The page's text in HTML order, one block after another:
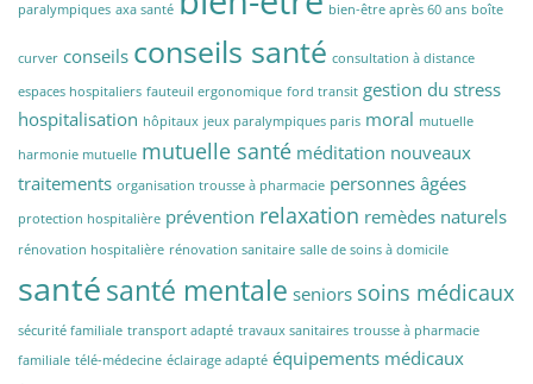
paralympiques axa santé bien-être après 60 ans boîte
curver conseils conseils santé consultation à distance
espaces hospitaliers fauteuil ergonomique ford transit gestion du stress
hospitalisation hôpitaux jeux paralympiques paris moral mutuelle
harmonie mutuelle mutuelle santé méditation nouveaux
traitements organisation trousse à pharmacie personnes âgées
protection hospitalière prévention relaxation remèdes naturels
rénovation hospitalière rénovation sanitaire salle de soins à domicile
santésanté mentale seniors soins médicaux
sécurité familiale transport adapté travaux sanitaires trousse à pharmacie
familiale télé-médecine éclairage adapté équipements médicaux